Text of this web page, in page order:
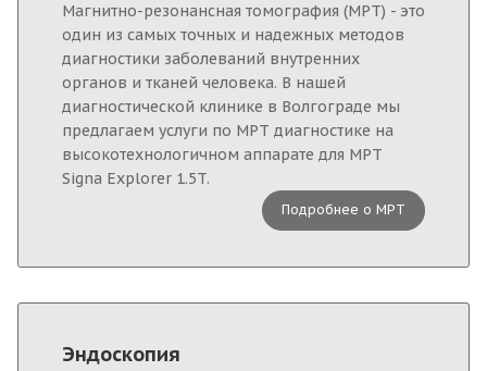
Магнитно-резонансная томография (МРТ) - это
один из самых точных и надежных методов
диагностики заболеваний внутренних
органов и тканей человека. В нашей
диагностической клинике в Волгограде мы
предлагаем услуги по МРТ диагностике на
высокотехнологичном аппарате для МРТ
Signa Explorer 1.5T.
Подробнее о МРТ
Эндоскопия